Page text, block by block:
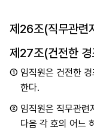
제26조(직무관련
제27조(건전한
① 임직원은 건전한
한다.
② 임직원은 직무관련
다음 각 호의 어느